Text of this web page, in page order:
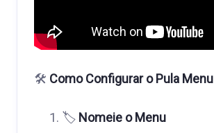
🛠️ Como Configurar o Pula Menu
🏷️ Nomeie o Menu